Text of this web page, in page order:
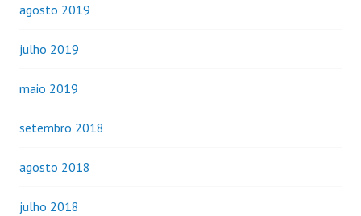
agosto 2019
julho 2019
maio 2019
setembro 2018
agosto 2018
julho 2018